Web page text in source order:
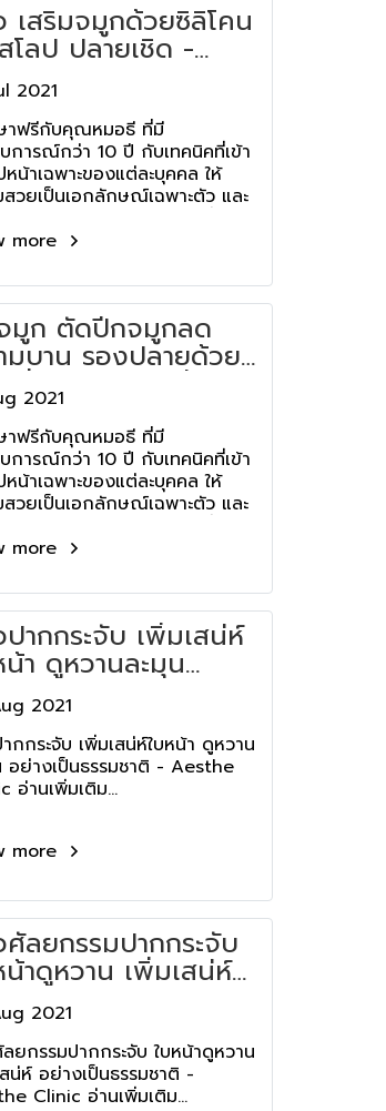
เสริมจมูกด้วยซิลิโคน
โลป ปลายเชิด -
Clinic
2021
าฟรีกับคุณหมอธี ที่มี
บการณ์กว่า 10 ปี กับเทคนิคที่เข้า
น้าเฉพาะของแต่ละบุคคล ให้
สวยเป็นเอกลักษณ์เฉพาะตัว และ
นิก
more
มูก ตัดปีกจมูกลด
มบาน รองปลายด้วย
ยื่อธรรมชาติ เพิ่มมิติ
Clinic
2021
าฟรีกับคุณหมอธี ที่มี
บการณ์กว่า 10 ปี กับเทคนิคที่เข้า
น้าเฉพาะของแต่ละบุคคล ให้
สวยเป็นเอกลักษณ์เฉพาะตัว และ
นิก
more
ปากกระจับ เพิ่มเสน่ห์
น้า ดูหวานละมุน
เป็นธรรมชาติ -
Clinic
2021
กกระจับ เพิ่มเสน่ห์ใบหน้า ดูหวาน
อย่างเป็นธรรมชาติ - Aesthe
อ่านเพิ่มเติม...
more
ศัลยกรรมปากกระจับ
น้าดูหวาน เพิ่มเสน่ห์
เป็นธรรมชาติ -
Clinic
2021
ยกรรมปากกระจับ ใบหน้าดูหวาน
น่ห์ อย่างเป็นธรรมชาติ -
Clinic อ่านเพิ่มเติม...